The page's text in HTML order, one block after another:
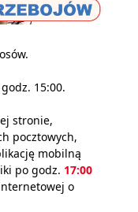
15:00.
stronie,
pocztowych,
mobilną
po godz. 17:00
o